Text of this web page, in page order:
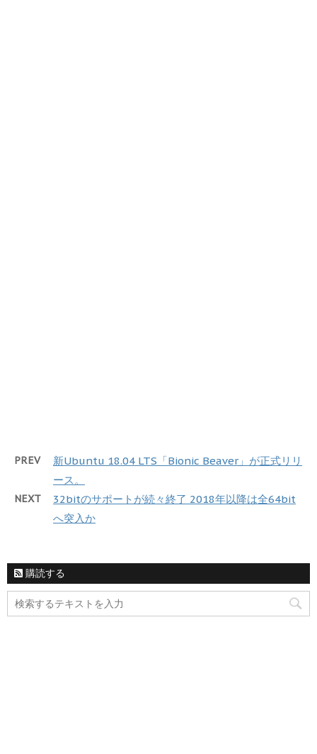
PREV
新Ubuntu 18.04 LTS「Bionic Beaver」が正式リリ
ース。
NEXT
32bitのサポートが続々終了 2018年以降は全64bit
へ突入か
購読する